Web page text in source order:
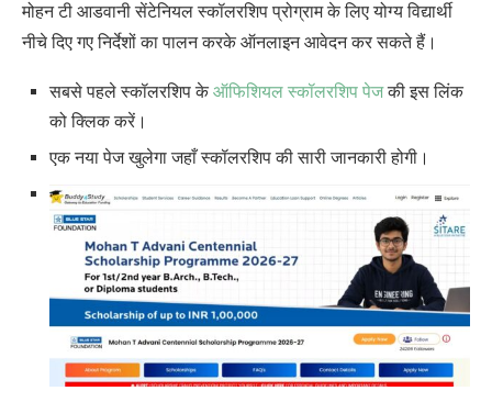
मोहन टी आडवानी सेंटेनियल स्कॉलरशिप प्रोग्राम के लिए योग्य विद्यार्थी
नीचे दिए गए निर्देशों का पालन करके ऑनलाइन आवेदन कर सकते हैं।
सबसे पहले स्कॉलरशिप केऑफिशियल स्कॉलरशिप पेजकी इस लिंक
को क्लिक करें।
एक नया पेज खुलेगा जहाँ स्कॉलरशिप की सारी जानकारी होगी।